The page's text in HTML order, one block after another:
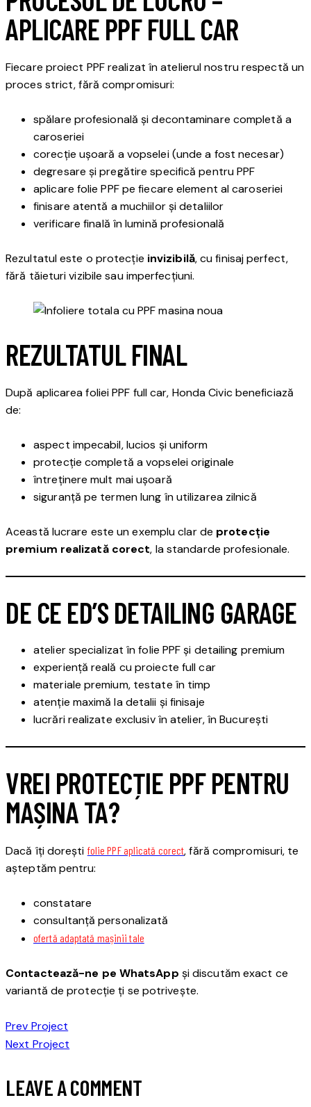
APLICARE PPF FULL CAR
Fiecare proiect PPF realizat în atelierul nostru respectă un
proces strict, fără compromisuri:
spălare profesională și decontaminare completă a
caroseriei
corecție ușoară a vopselei (unde a fost necesar)
degresare și pregătire specifică pentru PPF
aplicare folie PPF pe fiecare element al caroseriei
finisare atentă a muchiilor și detaliilor
verificare finală în lumină profesională
Rezultatul este o protecție invizibilă, cu finisaj perfect,
fără tăieturi vizibile sau imperfecțiuni.
REZULTATUL FINAL
După aplicarea foliei PPF full car, Honda Civic beneficiază
de:
aspect impecabil, lucios și uniform
protecție completă a vopselei originale
întreținere mult mai ușoară
siguranță pe termen lung în utilizarea zilnică
Această lucrare este un exemplu clar de protecție
premium realizată corect, la standarde profesionale.
DE CE ED’S DETAILING GARAGE
atelier specializat în folie PPF și detailing premium
experiență reală cu proiecte full car
materiale premium, testate în timp
atenție maximă la detalii și finisaje
lucrări realizate exclusiv în atelier, în București
VREI PROTECȚIE PPF PENTRU
MAȘINA TA?
Dacă îți dorești folie PPF aplicată corect, fără compromisuri, te
așteptăm pentru:
constatare
consultanță personalizată
ofertă adaptată mașinii tale
Contactează-ne pe WhatsApp și discutăm exact ce
variantă de protecție ți se potrivește.
NAVIGARE
ÎN
ARTICOLE
Prev Project
Next Project
LEAVE A COMMENT